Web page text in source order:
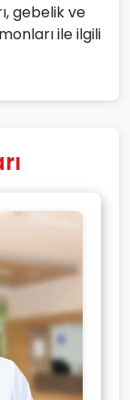
gebelik ve
ile ilgili